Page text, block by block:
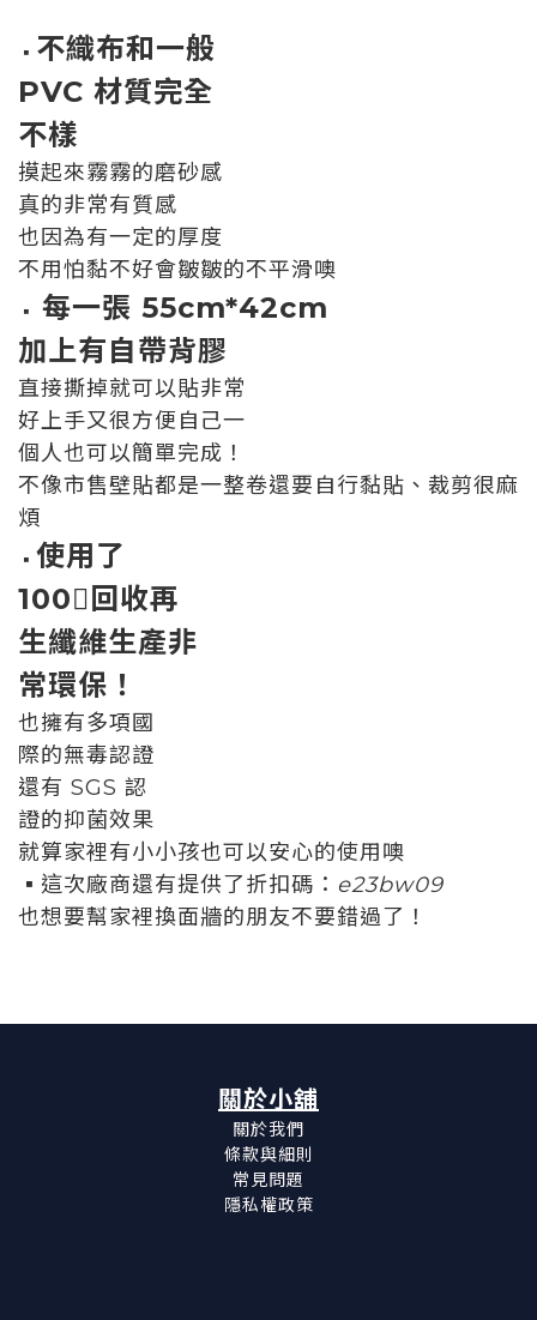
▪️ 不織布和一般
PVC 材質完全
不樣
摸起來霧霧的磨砂感
真的非常有質感
也因為有一定的厚度
不用怕黏不好會皺皺的不平滑噢
▪️
每一張 55cm*42cm
加上有自帶背膠
直接撕掉就可以貼非常
好上手又很方便自己一
個人也可以簡單完成！
不像市售壁貼都是一整卷還要自行黏貼、裁剪很麻
煩
▪️ 使用了
100回收再
生纖維生產非
常環保！
也擁有多項國
際的無毒認證
還有 SGS 認
證的抑菌效果
就算家裡有小小孩也可以安心的使用噢
▪️這次廠商還有提供了折扣碼： e23bw09
也想要幫家裡換面牆的朋友不要錯過了！
關於小舖
關於我們
條款與細則
常見問題
隱私權政策